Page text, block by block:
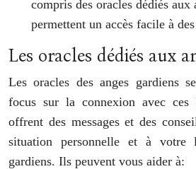
compris des oracles dédiés aux
permettent un accès facile à
Les oracles dédiés aux
Les oracles des anges gardiens
focus sur la connexion avec
offrent des messages et des
situation personnelle et à votre
gardiens. Ils peuvent vous aider à: